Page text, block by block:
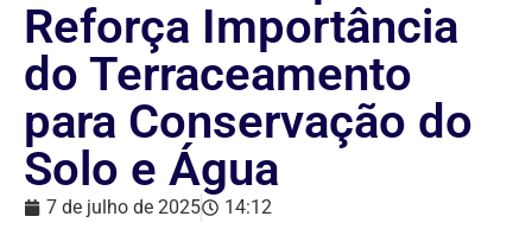
Reforça Importância
do Terraceamento
para Conservação do
Solo e Água
7 de julho de 2025 14:12